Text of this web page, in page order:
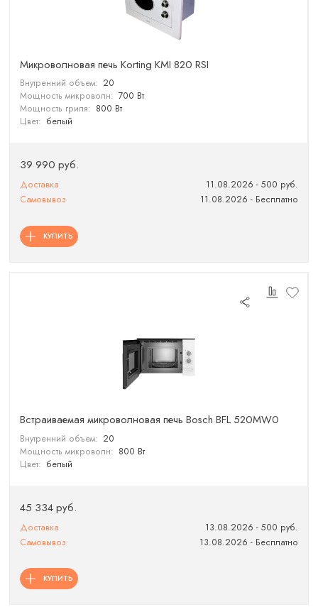
Микроволновая печь Korting KMI 820 RSI
Внутренний объем: 20
Мощность микроволн: 700 Вт
Мощность гриля: 800 Вт
Цвет: белый
39 990 руб.
Доставка
11.08.2026 - 500 руб.
Самовывоз
11.08.2026 - Бесплатно
КУПИТЬ
Встраиваемая микроволновая печь Bosch BFL 520MW0
Внутренний объем: 20
Мощность микроволн: 800 Вт
Цвет: белый
45 334 руб.
Доставка
13.08.2026 - 500 руб.
Самовывоз
13.08.2026 - Бесплатно
КУПИТЬ